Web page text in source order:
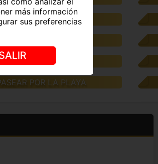
A LA DISCOTECA
POR LA CALLE
POR LA PLAYA
más información
sus preferencias